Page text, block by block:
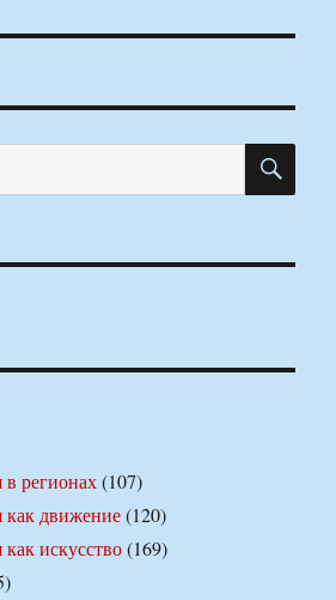
в регионах(107)
как движение(120)
искусство(169)